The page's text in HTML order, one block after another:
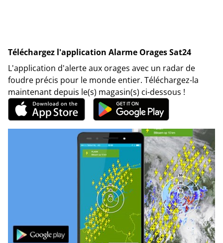
Téléchargez l'application Alarme Orages Sat24
L'application d'alerte aux orages avec un radar de
foudre précis pour le monde entier. Téléchargez-la
maintenant depuis le(s) magasin(s) ci-dessous !